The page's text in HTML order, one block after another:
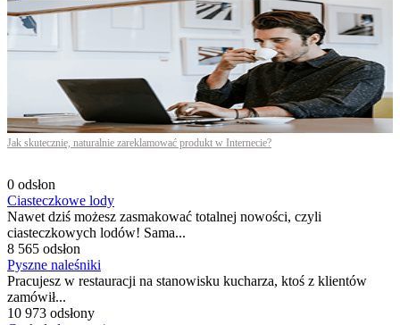
Jak skutecznie, naturalnie zareklamować produkt w Internecie?
0 odsłon
Ciasteczkowe lody
Nawet dziś możesz zasmakować totalnej nowości, czyli
ciasteczkowych lodów! Sama...
8 565 odsłon
Pyszne naleśniki
Pracujesz w restauracji na stanowisku kucharza, ktoś z klientów
zamówił...
10 973 odsłony